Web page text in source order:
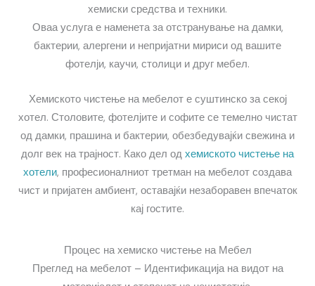
хемиски средства и техники.
Оваа услуга е наменета за отстранување на дамки,
бактерии, алергени и непријатни мириси од вашите
фотелји, каучи, столици и друг мебел.
Хемиското чистење на мебелот е суштинско за секој
хотел. Столовите, фотелјите и софите се темелно чистат
од дамки, прашина и бактерии, обезбедувајќи свежина и
долг век на трајност. Како дел од хемиското чистење на
хотели, професионалниот третман на мебелот создава
чист и пријатен амбиент, оставајќи незаборавен впечаток
кај гостите.
Процес на хемиско чистење на Мебел
Преглед на мебелот – Идентификација на видот на